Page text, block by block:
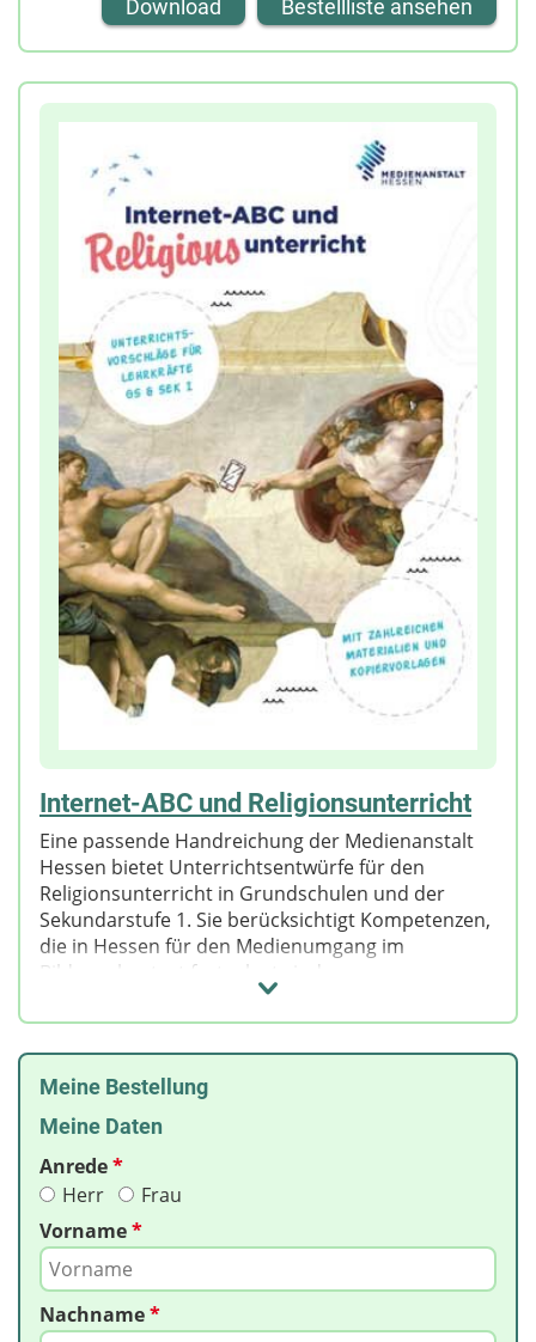
des Bundes (ProPK) entwickelt.
E-Book mit:
Druckvorlagen für
Handlungsplänen im Notfall,
Arbeitsblättern mit QR-Codes,
Elternbriefen und mehrsprachigen Eltern-
Flyern,
Postern,
Checklisten,
und mehr.
Diese Materialien sollen Lehrkräfte dabei
unterstützen, das Thema Cybergrooming
altersgerecht und präventiv im Unterricht zu
behandeln.
Download Bestellliste ansehen
Internet-ABC und Religionsunterricht
Eine passende Handreichung der Medienanstalt
Hessen bietet Unterrichtsentwürfe für den
Religionsunterricht in Grundschulen und der
Sekundarstufe 1. Sie berücksichtigt Kompetenzen,
die in Hessen für den Medienumgang im
Bildungskontext festgelegt sind.
Zur Handreichung:
https://www.medienanstalt-hessen.de/​
internet-abc-und-religion/​
Meine Daten
Anrede*
Herr
Frau
Vorname*
Nachname*
Meine Bestellung